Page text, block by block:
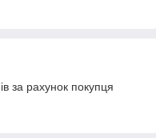
за рахунок покупця